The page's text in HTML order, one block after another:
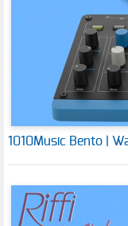
1010Music Bento |